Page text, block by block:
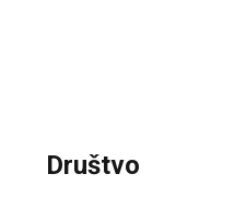
Društvo